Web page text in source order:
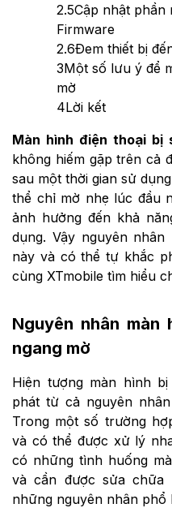
2.5Cập nhật phần
Firmware
2.6Đem thiết bị
3Một số lưu ý để
mờ
4Lời kết
Màn hình điện thoại bị
không hiếm gặp trên cả
sau một thời gian sử
thể chỉ mờ nhẹ lúc đầu
ảnh hưởng đến khả
dụng. Vậy nguyên
này và có thể tự khắc
cùng XTmobile tìm hiểu
Nguyên nhân
ngang mờ
Hiện tượng màn hình
phát từ cả nguyên
Trong một số trường
và có thể được xử lý
có những tình huống
và cần được sửa chữa
những nguyên nhân phổ